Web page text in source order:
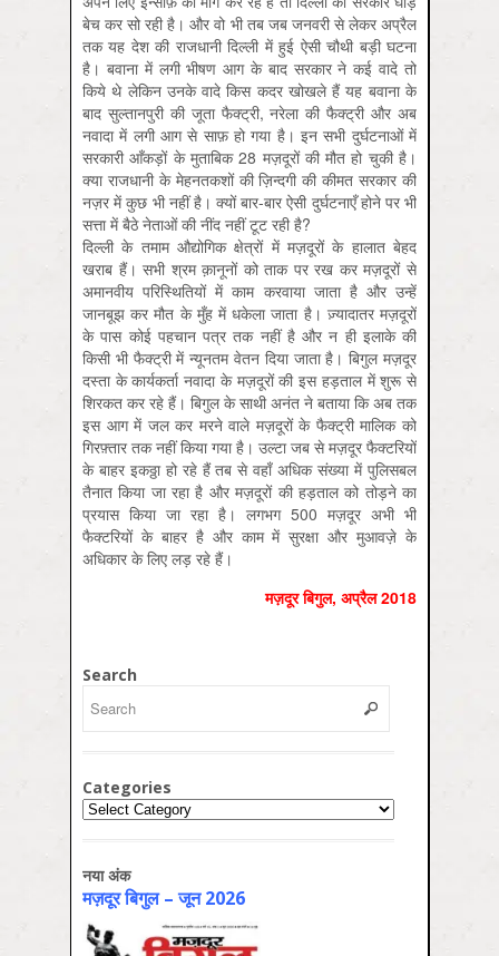
बेच कर सो रही है। और वो भी तब जब जनवरी से लेकर अप्रैल
तक यह देश की राजधानी दिल्ली में हुई ऐसी चौथी बड़ी घटना
है। बवाना में लगी भीषण आग के बाद सरकार ने कई वादे तो
किये थे लेकिन उनके वादे किस कदर खोखले हैं यह बवाना के
बाद सुल्तानपुरी की जूता फैक्ट्री, नरेला की फैक्ट्री और अब
नवादा में लगी आग से साफ़ हो गया है। इन सभी दुर्घटनाओं में
सरकारी आँकड़ों के मुताबिक 28 मज़दूरों की मौत हो चुकी है।
क्या राजधानी के मेहनतकशों की ज़िन्दगी की कीमत सरकार की
नज़र में कुछ भी नहीं है। क्यों बार-बार ऐसी दुर्घटनाएँ होने पर भी
सत्ता में बैठे नेताओं की नींद नहीं टूट रही है?
दिल्ली के तमाम औद्योगिक क्षेत्रों में मज़दूरों के हालात बेहद
खराब हैं। सभी श्रम क़ानूनों को ताक पर रख कर मज़दूरों से
अमानवीय परिस्थितियों में काम करवाया जाता है और उन्हें
जानबूझ कर मौत के मुँह में धकेला जाता है। ज़्यादातर मज़दूरों
के पास कोई पहचान पत्र तक नहीं है और न ही इलाके की
किसी भी फैक्ट्री में न्यूनतम वेतन दिया जाता है। बिगुल मज़दूर
दस्ता के कार्यकर्ता नवादा के मज़दूरों की इस हड़ताल में शुरू से
शिरकत कर रहे हैं। बिगुल के साथी अनंत ने बताया कि अब तक
इस आग में जल कर मरने वाले मज़दूरों के फैक्ट्री मालिक को
गिरफ़्तार तक नहीं किया गया है। उल्टा जब से मज़दूर फैक्टरियों
के बाहर इकठ्ठा हो रहे हैं तब से वहाँ अधिक संख्या में पुलिसबल
तैनात किया जा रहा है और मज़दूरों की हड़ताल को तोड़ने का
प्रयास किया जा रहा है। लगभग 500 मज़दूर अभी भी
फैक्टरियों के बाहर है और काम में सुरक्षा और मुआवज़े के
अधिकार के लिए लड़ रहे हैं।
मज़दूर बिगुल, अप्रैल 2018
Search
Categories
Categories
नया अंक
मज़दूर बिगुल – जून 2026